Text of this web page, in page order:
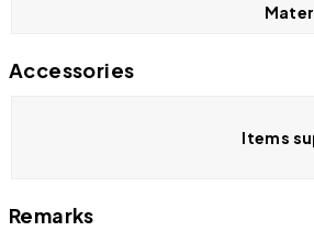
Accessories
Items
Remarks